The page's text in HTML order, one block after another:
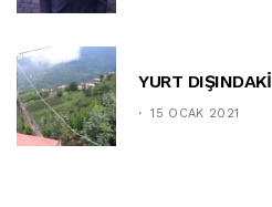
YURT
15 OCAK 2021